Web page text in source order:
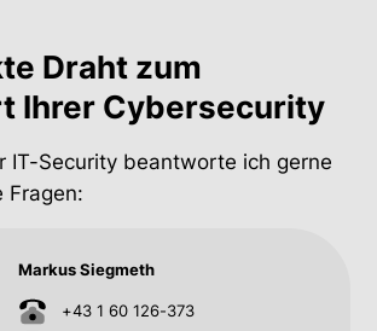
Draht zum
Ihrer Cybersecurity
IT-Security beantworte ich gerne
Fragen:
Markus Siegmeth
+43 1 60 126-373